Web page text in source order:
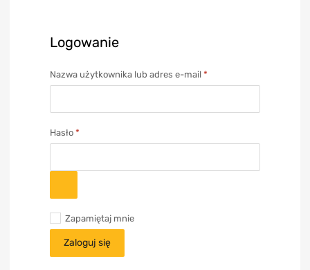
Logowanie
Nazwa użytkownika lub adres e-mail *
Hasło *
Zapamiętaj mnie
Zaloguj się